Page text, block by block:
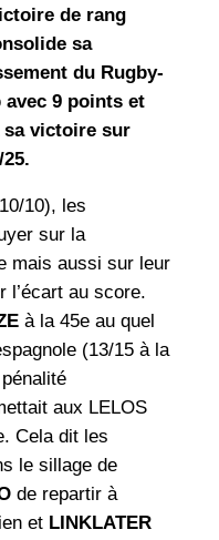
de rang
sa
du Rugby-
avec 9 points et
sa victoire sur
10), les
sur la
mais aussi sur leur
l’écart au score.
à la 45e au quel
(13/15 à la
aux LELOS
Cela dit les
le sillage de
de repartir à
et LINKLATER